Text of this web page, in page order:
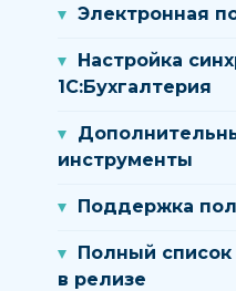
Электронная
Настройка
1С:Бухгалтерия
инструменты
Поддержка
Полный
в релизе